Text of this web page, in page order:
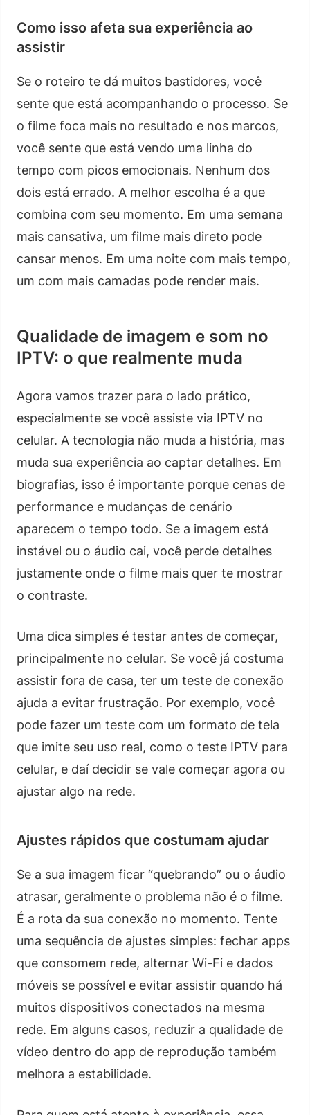
Como isso afeta sua experiência ao
assistir
Se o roteiro te dá muitos bastidores, você
sente que está acompanhando o processo. Se
o filme foca mais no resultado e nos marcos,
você sente que está vendo uma linha do
tempo com picos emocionais. Nenhum dos
dois está errado. A melhor escolha é a que
combina com seu momento. Em uma semana
mais cansativa, um filme mais direto pode
cansar menos. Em uma noite com mais tempo,
um com mais camadas pode render mais.
Qualidade de imagem e som no
IPTV: o que realmente muda
Agora vamos trazer para o lado prático,
especialmente se você assiste via IPTV no
celular. A tecnologia não muda a história, mas
muda sua experiência ao captar detalhes. Em
biografias, isso é importante porque cenas de
performance e mudanças de cenário
aparecem o tempo todo. Se a imagem está
instável ou o áudio cai, você perde detalhes
justamente onde o filme mais quer te mostrar
o contraste.
Uma dica simples é testar antes de começar,
principalmente no celular. Se você já costuma
assistir fora de casa, ter um teste de conexão
ajuda a evitar frustração. Por exemplo, você
pode fazer um teste com um formato de tela
que imite seu uso real, como o teste IPTV para
celular, e daí decidir se vale começar agora ou
ajustar algo na rede.
Ajustes rápidos que costumam ajudar
Se a sua imagem ficar “quebrando” ou o áudio
atrasar, geralmente o problema não é o filme.
É a rota da sua conexão no momento. Tente
uma sequência de ajustes simples: fechar apps
que consomem rede, alternar Wi-Fi e dados
móveis se possível e evitar assistir quando há
muitos dispositivos conectados na mesma
rede. Em alguns casos, reduzir a qualidade de
vídeo dentro do app de reprodução também
melhora a estabilidade.